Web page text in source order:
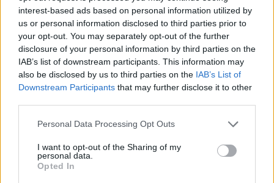
interest-based ads based on personal information utilized by
us or personal information disclosed to third parties prior to
your opt-out. You may separately opt-out of the further
disclosure of your personal information by third parties on the
IAB’s list of downstream participants. This information may
also be disclosed by us to third parties on the IAB’s List of
Downstream Participants that may further disclose it to other
Personal Data Processing Opt Outs
I want to opt-out of the Sharing of my
personal data.
Opted In
Vitor Mendes
Related Posts